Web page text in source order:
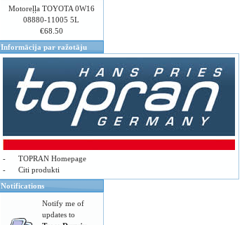
Motoreļļa TOYOTA 0W16
08880-11005 5L
€68.50
Informācija par ražotāju
-
TOPRAN Homepage
-
Citi produkti
Notifications
Notify me of
updates to